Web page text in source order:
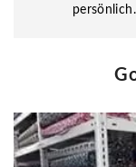
persönlich.